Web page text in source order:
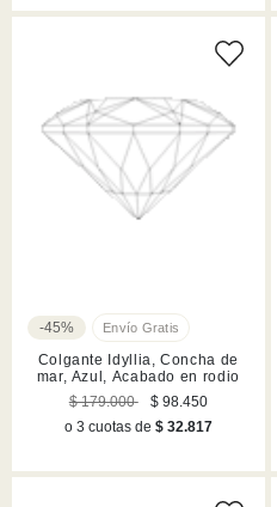
-45%
Colgante Idyllia, Concha de
mar, Azul, Acabado en rodio
$ 179.000
$ 98.450
o 3 cuotas de $ 32.817